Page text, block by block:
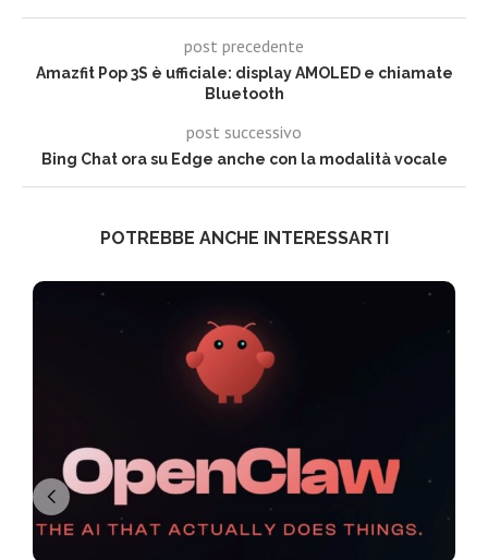
post precedente
Amazfit Pop 3S è ufficiale: display AMOLED e chiamate
Bluetooth
post successivo
Bing Chat ora su Edge anche con la modalità vocale
POTREBBE ANCHE INTERESSARTI